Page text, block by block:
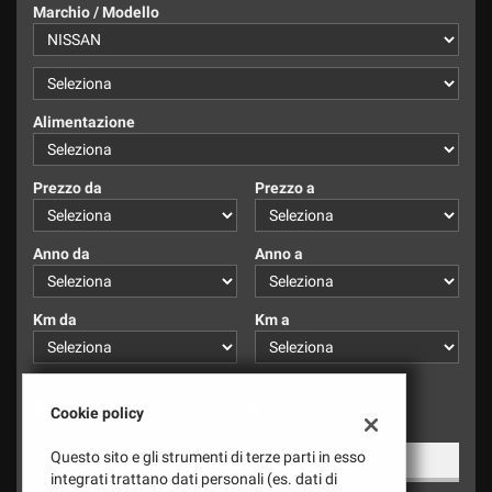
Marchio / Modello
Alimentazione
Prezzo da Prezzo a
Anno da Anno a
Km da Km a
Manuale
1 Veicolo
Cookie policy
Questo sito e gli strumenti di terze parti in esso
integrati trattano dati personali (es. dati di
tracciamento
che
adottiamo
per
offrire
le
funzionalità
e
svolgere
le
attività
di
seguito
descritte.
Per
ottenere
maggiori
sull'utilità
funzionamento